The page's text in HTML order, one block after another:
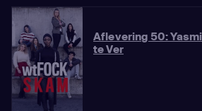
Aflevering 50:
te Ver